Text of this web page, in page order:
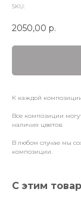
SKU:
2050,00 р.
К каждой
Все композиции
наличия цветов.
В любом случае мы
композиции.
С этим